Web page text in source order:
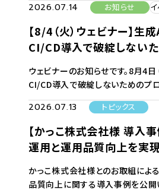
2026.07.14 お知らせ
【8/4（火）ウェビナー】
CI/CD導入で破綻しない
ウェビナーのお知らせです。8月4
CI/CD導入で破綻しないためのプ
2026.07.13 トピックス
【かっこ株式会社様 導入
運用と運用品質向上を実
かっこ株式会社様とのお取組によ
品質向上に関する導入事例を公開